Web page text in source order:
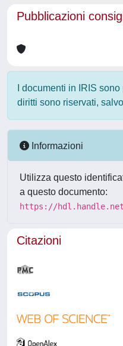
Pubblicazioni
I documenti in IRIS
diritti sono riservati,
Informazioni
Utilizza questo
a questo documento:
https://hdl.handle.net/
Citazioni